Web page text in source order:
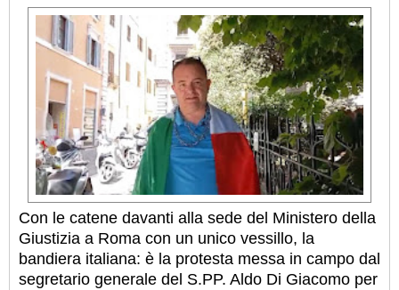
Con le catene davanti alla sede del Ministero della
Giustizia a Roma con un unico vessillo, la
bandiera italiana: è la protesta messa in campo dal
segretario generale del S.PP. Aldo Di Giacomo per